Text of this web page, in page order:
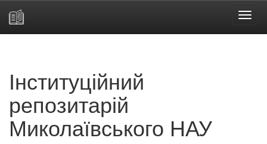
Інституційний
репозитарій
Миколаївського НАУ